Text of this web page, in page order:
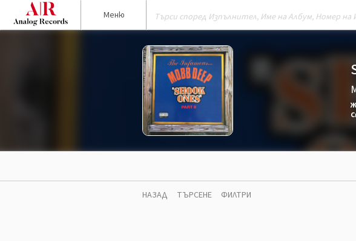
Меню
НАЗАД ТЪРСЕНЕ ФИЛТРИ